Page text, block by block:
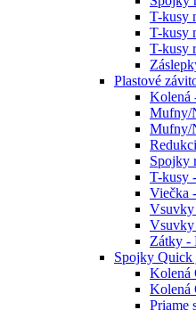
T-kusy
T-kusy
T-kusy
Plastové
Kolená
Mufny/
Mufny/
Spojky
T-kusy
Viečka
Vsuvky
Zátky -
Spojky Quick
Kolená
Kolená
Priame